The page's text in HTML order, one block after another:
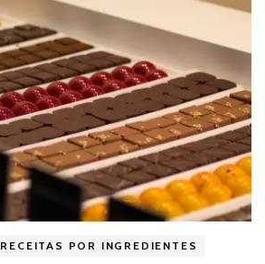
RECEITAS POR INGREDIENTES